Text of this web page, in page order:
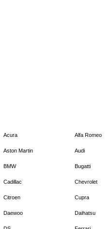
Acura Alfa Romeo
Aston Martin Audi
BMW Bugatti
Cadillac Chevrolet
Citroen Cupra
Daewoo Daihatsu